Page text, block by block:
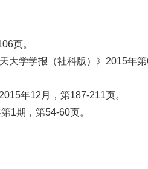
页。
大学学报（社科版）》2015年
年12月，第187-211页。
1期，第54-60页。